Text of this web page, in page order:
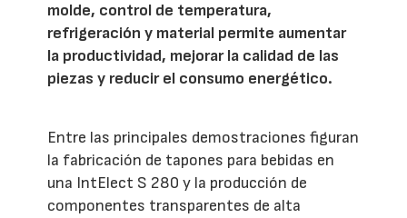
molde, control de temperatura,
refrigeración y material permite aumentar
la productividad, mejorar la calidad de las
piezas y reducir el consumo energético.
Entre las principales demostraciones figuran
la fabricación de tapones para bebidas en
una IntElect S 280 y la producción de
componentes transparentes de alta